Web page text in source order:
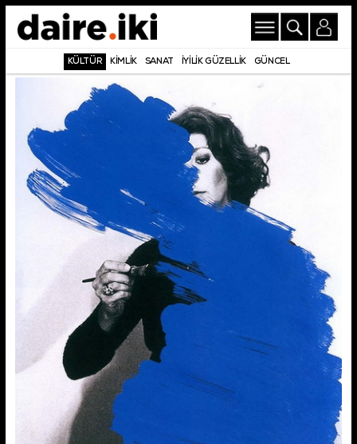
KÜLTÜR KİMLİK SANAT İYİLİK GÜZELLİK GÜNCEL
Şifremi Unuttum!
Giriş